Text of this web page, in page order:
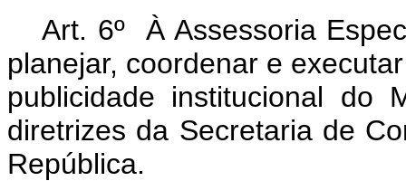
Art. 6º À Assessoria
planejar, coordenar e
publicidade institucional do
diretrizes da Secretaria de
República.